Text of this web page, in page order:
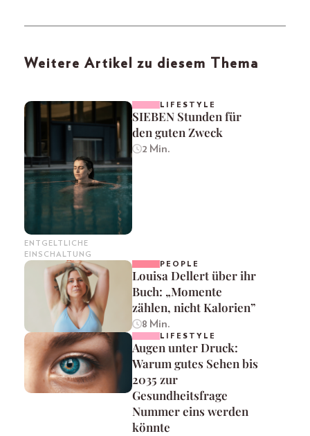
Weitere Artikel zu diesem Thema
ENTGELTLICHE
EINSCHALTUNG
LIFESTYLE
SIEBEN Stunden für
den guten Zweck
2 Min.
PEOPLE
Louisa Dellert über ihr
Buch: „Momente
zählen, nicht Kalorien”
8 Min.
LIFESTYLE
Augen unter Druck:
Warum gutes Sehen bis
2035 zur
Gesundheitsfrage
Nummer eins werden
könnte